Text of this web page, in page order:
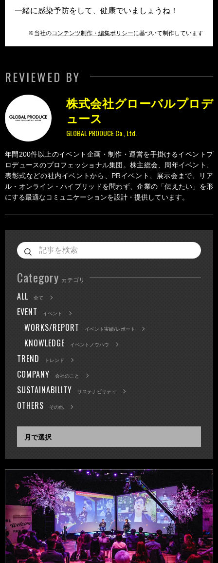
一緒に感染予防をして、健康でいましょうね！
※当社のコンテンツ制作・編集ポリシーに基づいて制作しています
REVIEWED BY
GLOBAL PRODUCE Co., Ltd.
株式会社グローバルプロデ
ュース
年間200件以上のイベント企画・制作・運営を手掛けるイベントプ
ロデュースのプロフェッショナル集団。株主総会、周年イベント、
表彰式などの社内イベントから、PRイベント、展示会まで、リア
ル・オンライン・ハイブリッドを問わず、企業の「伝えたい」を形
にする最適なコミュニケーションを設計・提供しています。
Category カテゴリ
ALL 全て
EVENT イベント
WORKS/REPORT イベント実績/レポート
KNOWLEDGE イベントノウハウ
TREND トレンド
COMPANY 会社のこと
SUSTAINABILITY サステナビリティ
OTHERS その他